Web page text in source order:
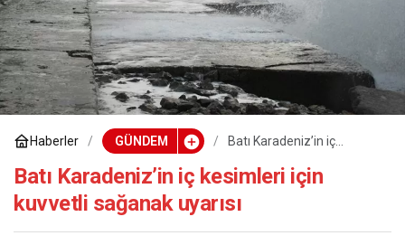
Haberler GÜNDEM
Batı Karadeniz’in iç
sağanak uyarısı
Batı Karadeniz’in iç kesimleri için
kuvvetli sağanak uyarısı